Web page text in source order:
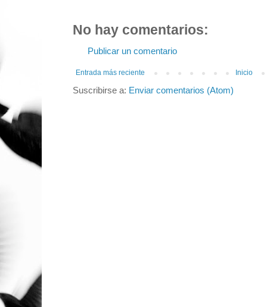
No hay comentarios:
Publicar un comentario
Entrada más reciente Inicio
Suscribirse a: Enviar comentarios (Atom)